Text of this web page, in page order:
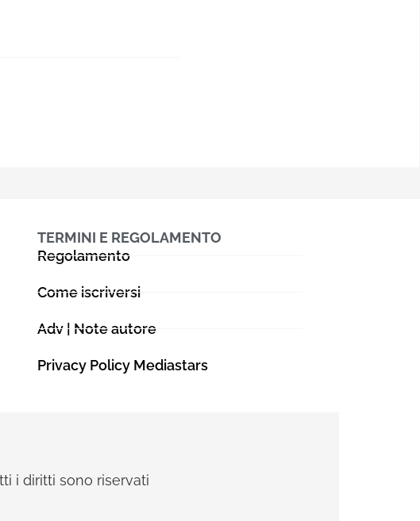
TERMINI E REGOLAMENTO
Regolamento
Come iscriversi
Adv | Note autore
Privacy Policy Mediastars
i diritti sono riservati